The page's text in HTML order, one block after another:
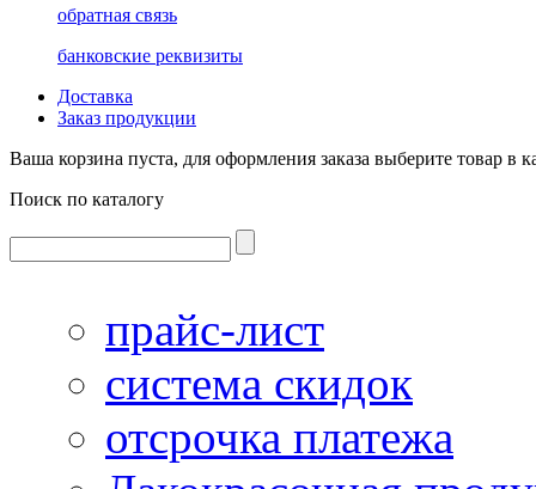
обратная связь
банковские реквизиты
Доставка
Заказ продукции
Ваша корзина пуста, для оформления заказа выберите товар в
Поиск по каталогу
прайс-лист
система скидок
отсрочка платежа